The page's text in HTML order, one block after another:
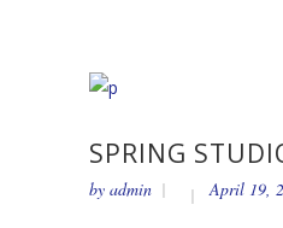
SPRING
by admin April 19,